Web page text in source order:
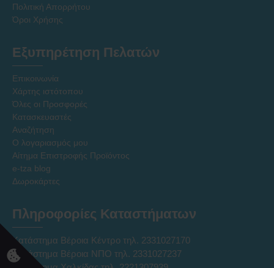
Πολιτική Απορρήτου
Όροι Χρήσης
Εξυπηρέτηση Πελατών
Επικοινωνία
Χάρτης ιστότοπου
Όλες οι Προσφορές
Κατασκευαστές
Αναζήτηση
Ο λογαριασμός μου
Αίτημα Επιστροφής Προϊόντος
e-tza blog
Δωροκάρτες
Πληροφορίες Καταστήματων
Κατάστημα Βέροια Κέντρο τηλ. 2331027170
Κατάστημα Βέροια ΝΠΟ τηλ. 2331027237